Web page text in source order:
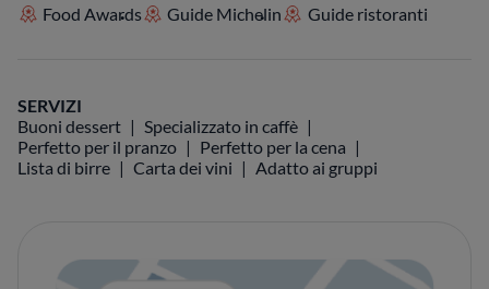
Food Awards Guide Michelin Guide ristoranti
SERVIZI
Buoni dessert
Specializzato in caffè
Perfetto per il pranzo
Perfetto per la cena
Lista di birre
Carta dei vini Adatto ai gruppi